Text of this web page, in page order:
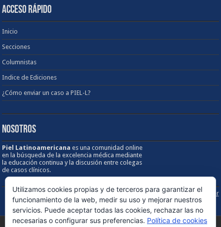
ACCESO RÁPIDO
Inicio
Secciones
Columnistas
Indice de Ediciones
¿Cómo enviar un caso a PIEL-L?
NOSOTROS
Piel Latinoamericanaes una comunidad online
en la búsqueda de la excelencia médica mediante
la educación continua y la discusión entre colegas
de casos clínicos.
Sobre los Derechos de Autor / Disclaimer
Utilizamos cookies propias y de terceros para garantizar el
funcionamiento de la web, medir su uso y mejorar nuestros
servicios. Puede aceptar todas las cookies, rechazar las no
necesarias o configurar sus preferencias. Política de cookies